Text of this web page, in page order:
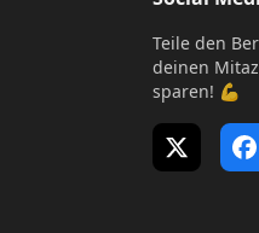
Teile den
deinen
sparen! 💪
X (Twitter)